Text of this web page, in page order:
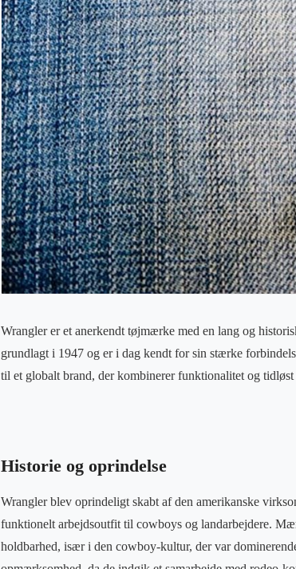
Wrangler er et anerkendt tøjmærke med en lang og
grundlagt i 1947 og er i dag kendt for sin stærke
til et globalt brand, der kombinerer funktionalitet og
Historie og oprindelse
Wrangler blev oprindeligt skabt af den amerikanske
funktionelt arbejdsoutfit til cowboys og landarbejdere.
holdbarhed, især i den cowboy-kultur, der var